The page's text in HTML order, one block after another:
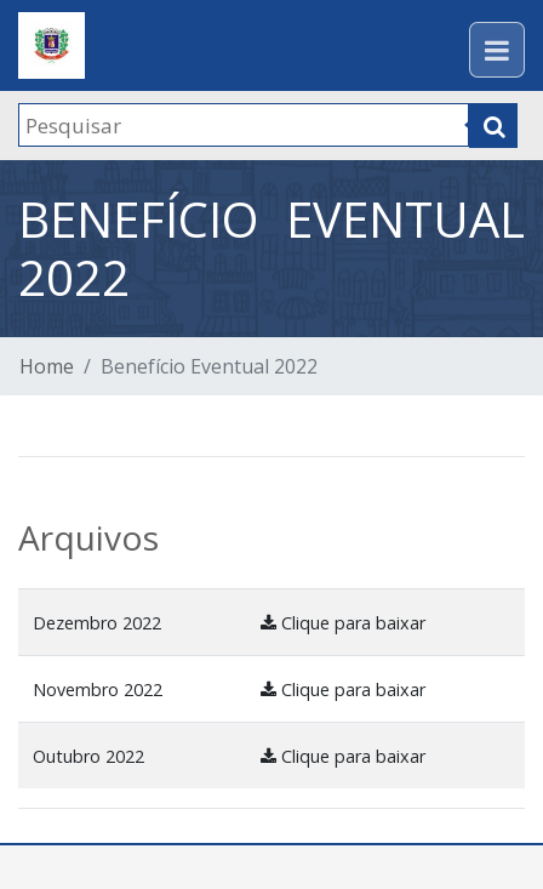
BENEFÍCIO EVENTUAL
2022
Home Benefício Eventual 2022
Arquivos
Dezembro 2022 Clique para baixar
Novembro 2022 Clique para baixar
Outubro 2022 Clique para baixar